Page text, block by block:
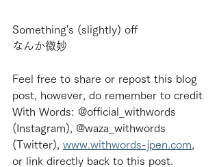
Something's (slightly) off
なんか微妙
Feel free to share or repost this blog
post, however, do remember to credit
With Words: @official_withwords
(Instagram), @waza_withwords
(Twitter), www.withwords-jpen.com
or link directly back to this post.